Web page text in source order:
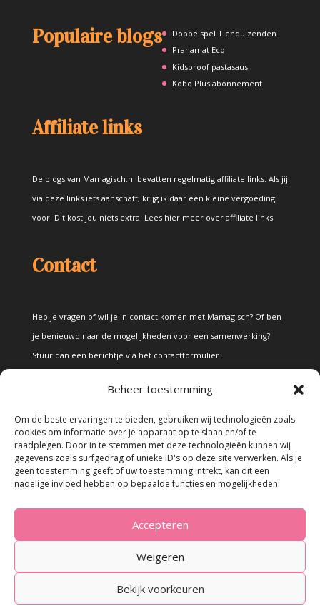
Beheer toestemming
Om de beste ervaringen te bieden, gebruiken wij technologieën zoals
cookies om informatie over je apparaat op te slaan en/of te
raadplegen. Door in te stemmen met deze technologieën kunnen wij
gegevens zoals surfgedrag of unieke ID's op deze site verwerken. Als je
geen toestemming geeft of uw toestemming intrekt, kan dit een
nadelige invloed hebben op bepaalde functies en mogelijkheden.
Accepteren
Weigeren
Bekijk voorkeuren
Populaire blogs
Dobbelspel Tienduizenden
Pranamat Eco
Kidsproof pastasaus
Kobo Plus abonnement
Affiliate links
De blogs van Mamagisch.nl bevatten regelmatig affiliate links. Als jij
via deze links iets aanschaft, krijg ik daar een kleine vergoeding
voor. Dit kost jou niets extra. Lees hier meer over affiliate links.
Contact
Heb je vragen of wil je in contact komen met Mamagisch? Of ben
je benieuwd naar de mogelijkheden voor een samenwerking?
Stuur dan een berichtje via het contactformulier.
Alle teksten en foto's op deze site zijn eigendom van Mamagisch.
Teksten en foto's van Mamagisch mogen onder geen beding
uitdrukkelijk worden vermeld.